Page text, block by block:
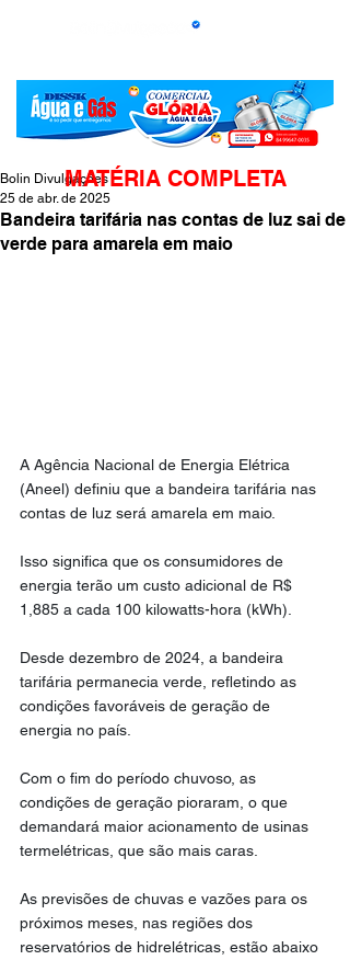
Bandeira tarifária nas contas de luz sai de
verde para amarela em maio
Bolin Divulgações
25 de abr. de 2025
A Agência Nacional de Energia Elétrica
(Aneel) definiu que a bandeira tarifária nas
contas de luz será amarela em maio.
Isso significa que os consumidores de
energia terão um custo adicional de R$
1,885 a cada 100 kilowatts-hora (kWh).
Desde dezembro de 2024, a bandeira
tarifária permanecia verde, refletindo as
condições favoráveis de geração de
energia no país.
Com o fim do período chuvoso, as
condições de geração pioraram, o que
demandará maior acionamento de usinas
termelétricas, que são mais caras.
As previsões de chuvas e vazões para os
próximos meses, nas regiões dos
reservatórios de hidrelétricas, estão abaixo
MATÉRIA COMPLETA